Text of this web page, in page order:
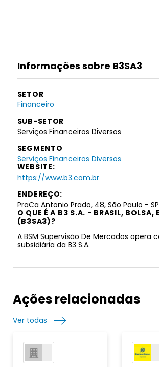
Informações sobre B3SA3
SETOR
Financeiro
SUB-SETOR
Serviços Financeiros Diversos
SEGMENTO
Serviços Financeiros Diversos
WEBSITE:
https://www.b3.com.br
ENDEREÇO:
PraCa Antonio Prado, 48, São Paulo -
O QUE É A B3 S.A. - BRASIL, BOLSA,
(B3SA3)?
A BSM Supervisão De Mercados opera
subsidiária da B3 S.A.
Ações relacionadas
Ver todas